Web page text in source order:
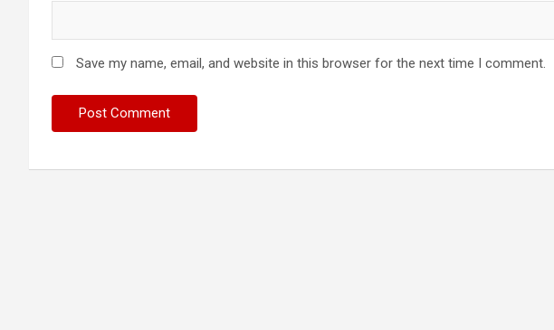
Save my name, email, and website in this browser for the next time I comment.